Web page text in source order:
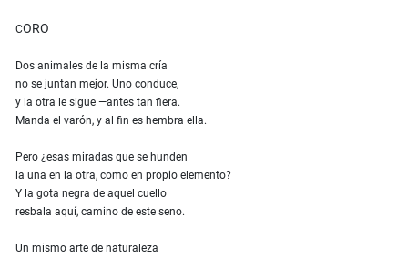
CORO
Dos animales de la misma cría
no se juntan mejor. Uno conduce,
y la otra le sigue —antes tan fiera.
Manda el varón, y al fin es hembra ella.
Pero ¿esas miradas que se hunden
la una en la otra, como en propio elemento?
Y la gota negra de aquel cuello
resbala aquí, camino de este seno.
Un mismo arte de naturaleza